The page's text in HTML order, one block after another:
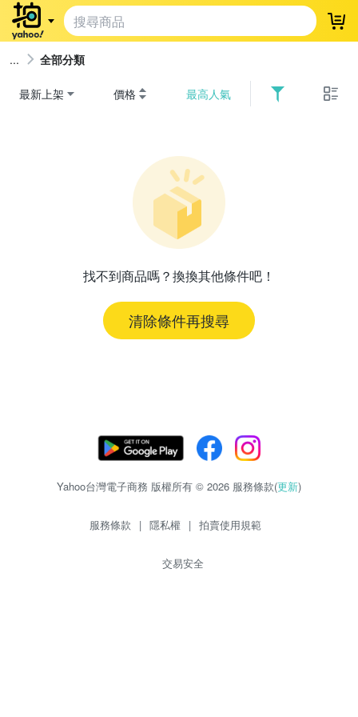
登
全部分類
最新上架 價格 最高人氣
找不到商品嗎？換換其他條件吧！
清除條件再搜尋
Yahoo台灣電子商務 版權所有 © 2026 服務條款(更新)
服務條款 | 隱私權 | 拍賣使用規範
交易安全